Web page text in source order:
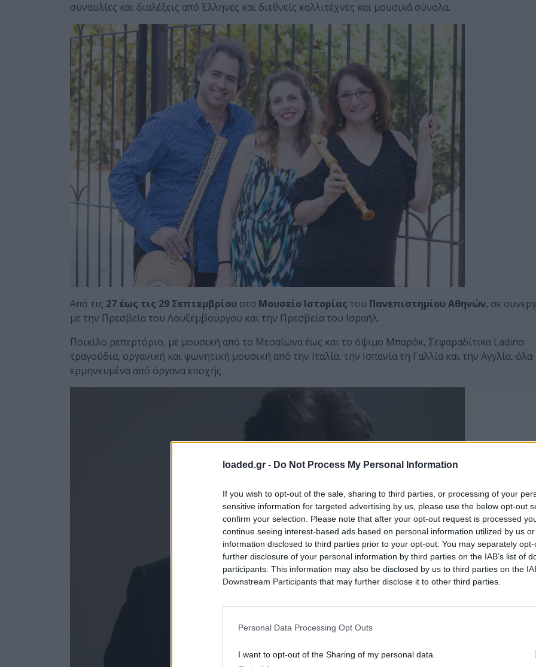
loaded.gr - Do Not Process My Personal Information
If you wish to opt-out of the sale, sharing to third parties, or processing of your
sensitive information for targeted advertising by us, please use the below opt-out
confirm your selection. Please note that after your opt-out request is processed
continue seeing interest-based ads based on personal information utilized by us
information disclosed to third parties prior to your opt-out. You may separately
further disclosure of your personal information by third parties on the IAB’s list of
participants. This information may also be disclosed by us to third parties on the
Downstream Participants that may further disclose it to other third parties.
Personal Data Processing Opt Outs
I want to opt-out of the Sharing of my personal data.
συναυλίες και διαλέξεις από Έλληνες και διεθνείς καλλιτέχνες και μουσικά σύνολα.
Από τις 27 έως τις 29 Σεπτεμβρίου στο Μουσείο Ιστορίας του Πανεπιστημίου Αθηνών, σε
με την Πρεσβεία του Λουξεμβούργου και την Πρεσβεία του Ισραήλ.
Ποικίλο ρεπερτόριο, με μουσική από το Μεσαίωνα έως και το όψιμο Μπαρόκ, Σεφαραδίτικα Ladino
τραγούδια, οργανική και φωνητική μουσική από την Ιταλία, την Ισπανία τη Γαλλία και την Αγγλία, όλα
ερμηνευμένα από όργανα εποχής.